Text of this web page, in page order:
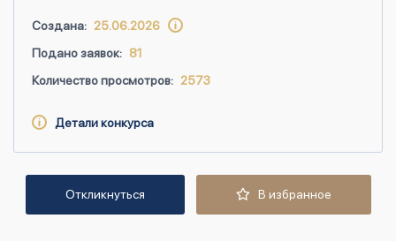
Создана: 25.06.2026
Подано заявок: 81
Количество просмотров: 2573
Детали конкурса
Откликнуться В избранное